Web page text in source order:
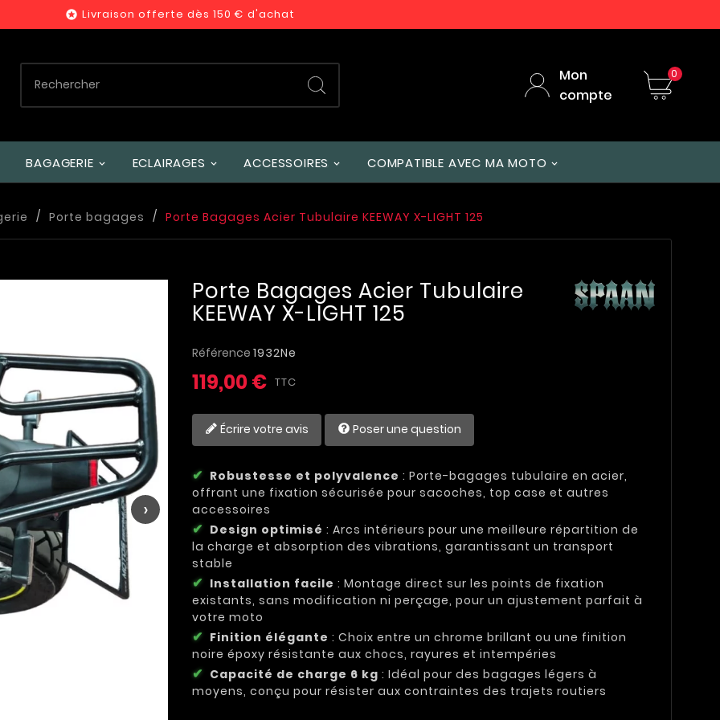
 Livraison offerte dès 150 € d'achat
Mon
compte
0
BAGAGERIE ECLAIRAGES ACCESSOIRES COMPATIBLE AVEC MA MOTO
Porte bagages Porte Bagages Acier Tubulaire KEEWAY X-LIGHT 125
›
Porte Bagages Acier Tubulaire
KEEWAY X-LIGHT 125
Référence 1932Ne
119,00 € TTC
Écrire votre avis Poser une question
Robustesse et polyvalence : Porte-bagages tubulaire en acier,
offrant une fixation sécurisée pour sacoches, top case et autres
accessoires
Design optimisé : Arcs intérieurs pour une meilleure répartition de
la charge et absorption des vibrations, garantissant un transport
stable
Installation facile : Montage direct sur les points de fixation
existants, sans modification ni perçage, pour un ajustement parfait à
votre moto
Finition élégante : Choix entre un chrome brillant ou une finition
noire époxy résistante aux chocs, rayures et intempéries
Capacité de charge 6 kg : Idéal pour des bagages légers à
moyens, conçu pour résister aux contraintes des trajets routiers